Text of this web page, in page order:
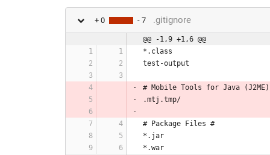
+ 0 - 7 .gitignore
@@ -1,9 +1,6 @@
*.class
test-output
# Mobile Tools for Java (J2ME)
.mtj.tmp/
# Package Files #
*.jar
*.war